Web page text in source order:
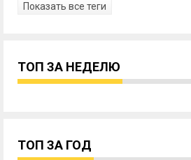
Показать все теги
ТОП ЗА НЕДЕЛЮ
ТОП ЗА ГОД